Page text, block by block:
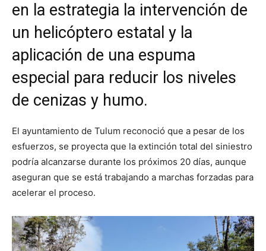
en la estrategia la intervención de
un helicóptero estatal y la
aplicación de una espuma
especial para reducir los niveles
de cenizas y humo.
El ayuntamiento de Tulum reconoció que a pesar de los
esfuerzos, se proyecta que la extinción total del siniestro
podría alcanzarse durante los próximos 20 días, aunque
aseguran que se está trabajando a marchas forzadas para
acelerar el proceso.